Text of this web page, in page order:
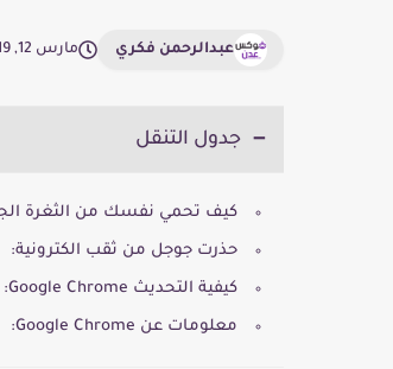
عبدالرحمن فكري مارس 12, 2019
جدول التنقل
كيف تحمي نفسك من الثغرة
حذرت جوجل من ثقب الكترونية:
كيفية التحديث Google Chrome:
معلومات عن Google Chrome: